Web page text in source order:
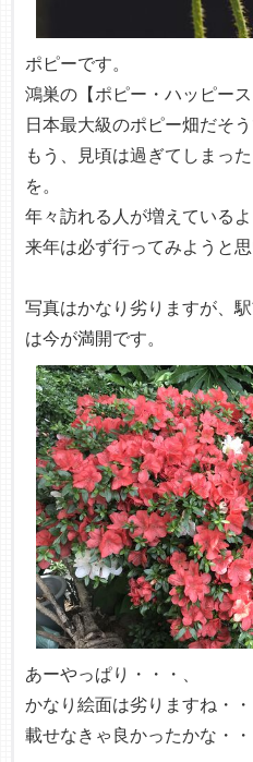
ポピーです。
鴻巣の 【ポピー・ハッピー
日本最大級のポピー畑だそう
もう、見頃は過ぎてしまっ
を。
年々訪れる人が増えているよ
来年は必ず行ってみようと思
写真はかなり劣りますが、
は今が満開です。
あーやっぱり・・・、
かなり絵面は劣りますね・・
載せなきゃ良かったかな・・